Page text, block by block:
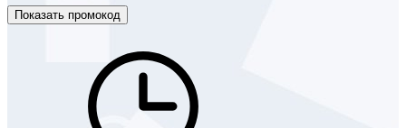
Показать промокод